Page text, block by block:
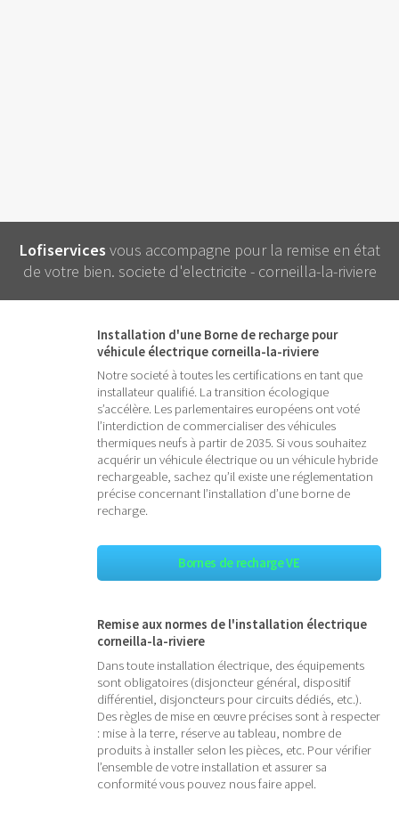
Lofiservices vous accompagne pour la remise en état
de votre bien. societe d'electricite - corneilla-la-riviere
Installation d'une Borne de recharge pour
véhicule électrique corneilla-la-riviere
Notre societé à toutes les certifications en tant que
installateur qualifié. La transition écologique
s’accélère. Les parlementaires européens ont voté
l’interdiction de commercialiser des véhicules
thermiques neufs à partir de 2035. Si vous souhaitez
acquérir un véhicule électrique ou un véhicule hybride
rechargeable, sachez qu’il existe une réglementation
précise concernant l’installation d’une borne de
recharge.
Bornes de recharge VE
Remise aux normes de l'installation électrique
corneilla-la-riviere
Dans toute installation électrique, des équipements
sont obligatoires (disjoncteur général, dispositif
différentiel, disjoncteurs pour circuits dédiés, etc.).
Des règles de mise en œuvre précises sont à respecter
: mise à la terre, réserve au tableau, nombre de
produits à installer selon les pièces, etc. Pour vérifier
l’ensemble de votre installation et assurer sa
conformité vous pouvez nous faire appel.